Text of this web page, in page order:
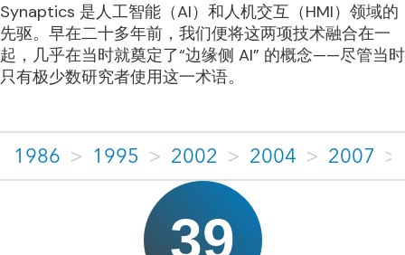
Synaptics 是人工智能（AI）和人机交互（HMI）领域的
先驱。早在二十多年前，我们便将这两项技术融合在一
起，几乎在当时就奠定了“边缘侧 AI” 的概念——尽管当时
只有极少数研究者使用这一术语。
1986 > 1995 > 2002 > 2004 > 2007 >
39